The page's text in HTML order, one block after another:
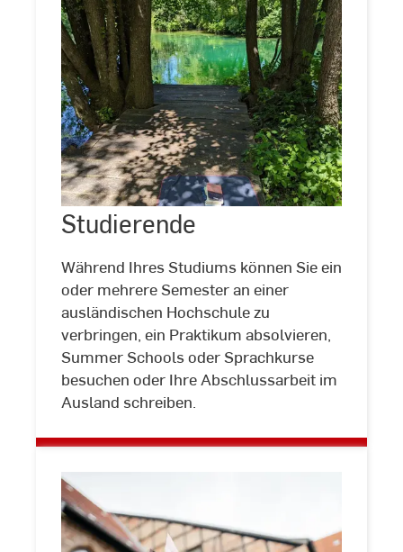
©
Isabel
Neu
Studierende
Während Ihres Studiums können Sie ein
oder mehrere Semester an einer
ausländischen Hochschule zu
verbringen, ein Praktikum absolvieren,
Summer Schools oder Sprachkurse
besuchen oder Ihre Abschlussarbeit im
Ausland schreiben.
Studierende